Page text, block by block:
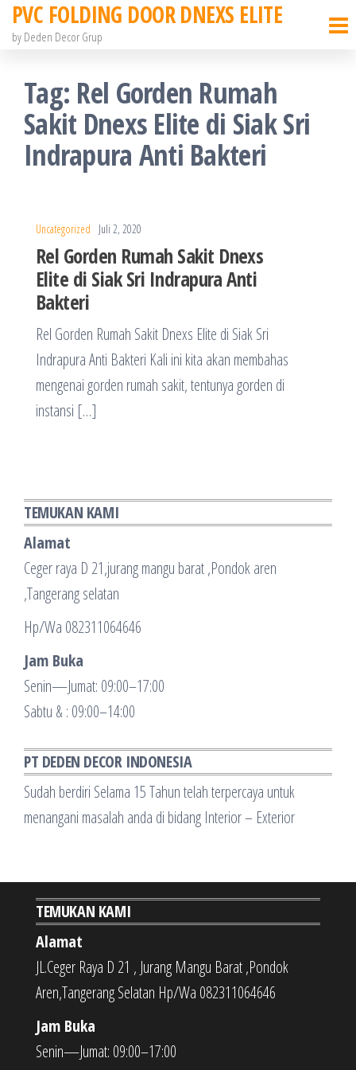
Skip
content
PVC FOLDING DOOR DNEXS ELITE
by Deden Decor Grup
Tag: Rel Gorden Rumah
Sakit Dnexs Elite di Siak Sri
Indrapura Anti Bakteri
Uncategorized Juli 2, 2020
Rel Gorden Rumah Sakit Dnexs
Elite di Siak Sri Indrapura Anti
Bakteri
Rel Gorden Rumah Sakit Dnexs Elite di Siak Sri
Indrapura Anti Bakteri Kali ini kita akan membahas
mengenai gorden rumah sakit, tentunya gorden di
instansi […]
TEMUKAN KAMI
Alamat
Ceger raya D 21,jurang mangu barat ,Pondok aren
,Tangerang selatan
Hp/Wa 082311064646
Jam Buka
Senin—Jumat: 09:00–17:00
Sabtu & : 09:00–14:00
PT DEDEN DECOR INDONESIA
Sudah berdiri Selama 15 Tahun telah terpercaya untuk
menangani masalah anda di bidang Interior – Exterior
TEMUKAN KAMI
Alamat
JL.Ceger Raya D 21 , Jurang Mangu Barat ,Pondok
Aren,Tangerang Selatan Hp/Wa 082311064646
Jam Buka
Senin—Jumat: 09:00–17:00